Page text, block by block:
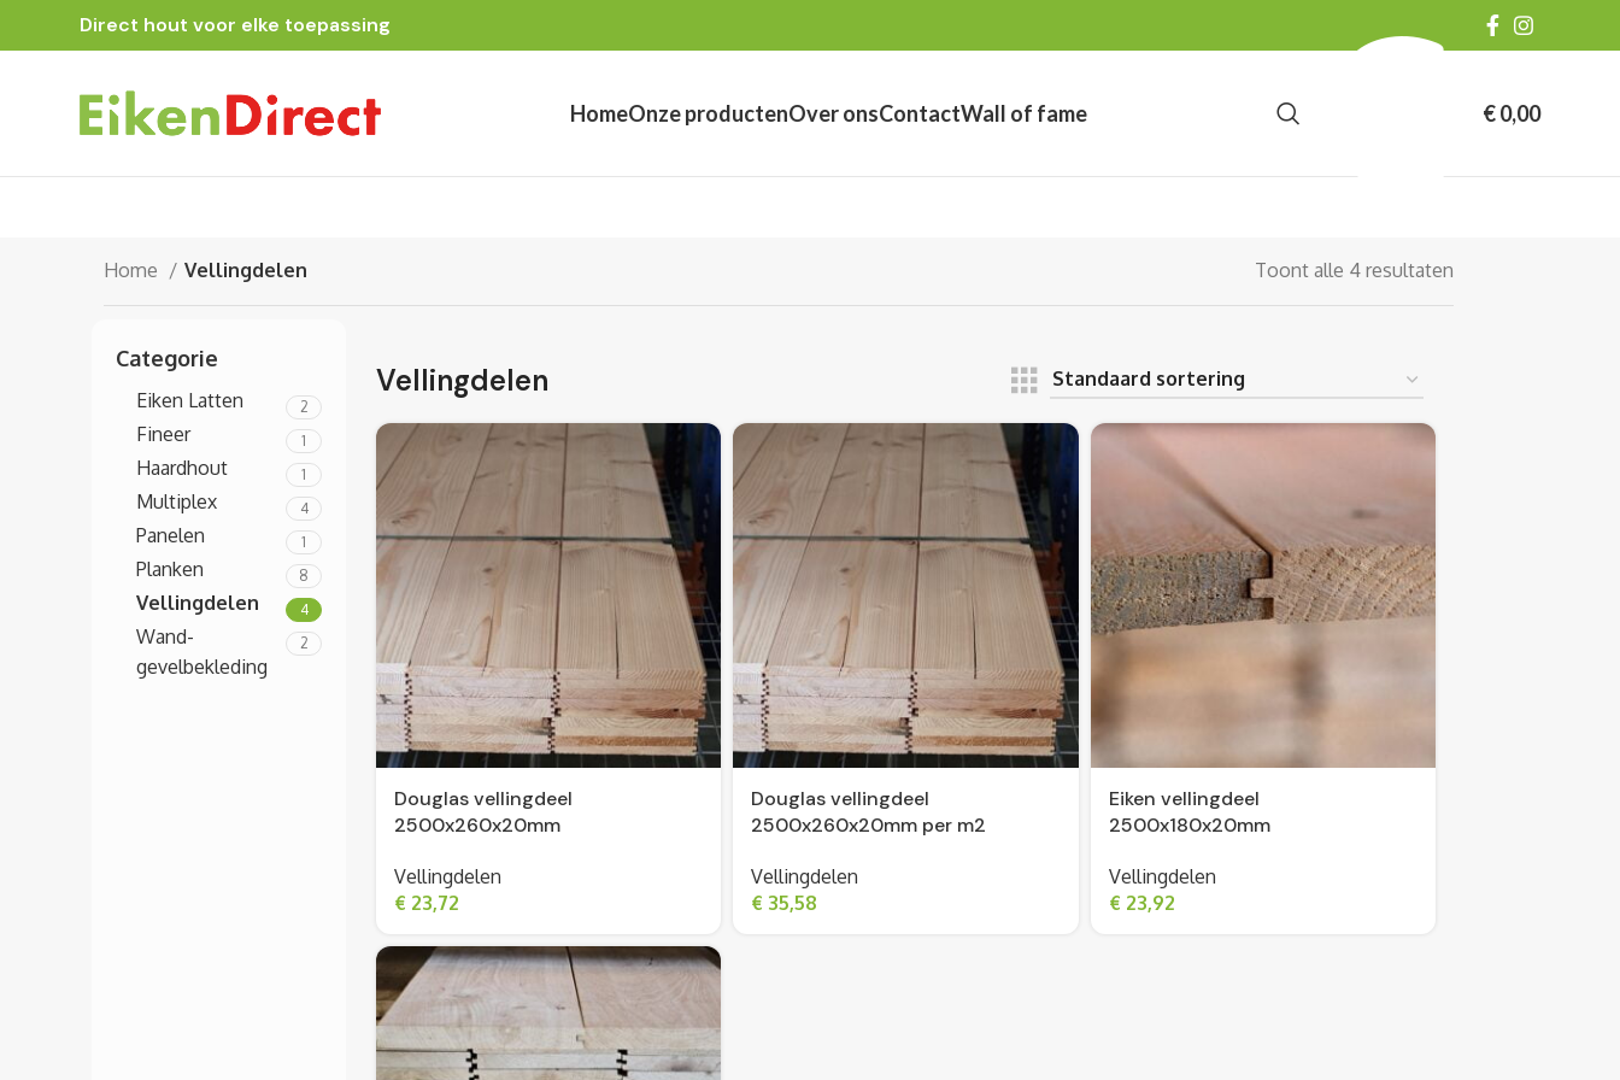
Direct hout voor elke toepassing
HomeOnze productenOver onsContactWall of fame €0,00
Home Vellingdelen Toont alle 4 resultaten
Categorie
Eiken Latten 2
Fineer 1
Haardhout 1
Multiplex 4
Panelen 1
Planken 8
Vellingdelen 4
Wand-
gevelbekleding
2
Vellingdelen
Douglas vellingdeel
2500x260x20mm
Vellingdelen
€ 23,72
Douglas vellingdeel
2500x260x20mm per m2
Vellingdelen
€ 35,58
Eiken vellingdeel
2500x180x20mm
Vellingdelen
€ 23,92